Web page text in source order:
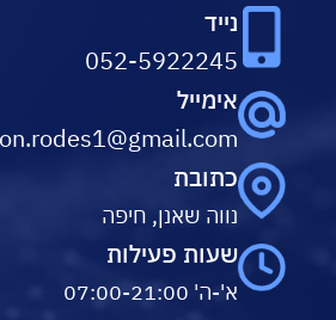
נייד
052-5922245
אימייל
כתובת
נווה שאנן, חיפה
שעות פעילות
א'-ה' 07:00-21:00